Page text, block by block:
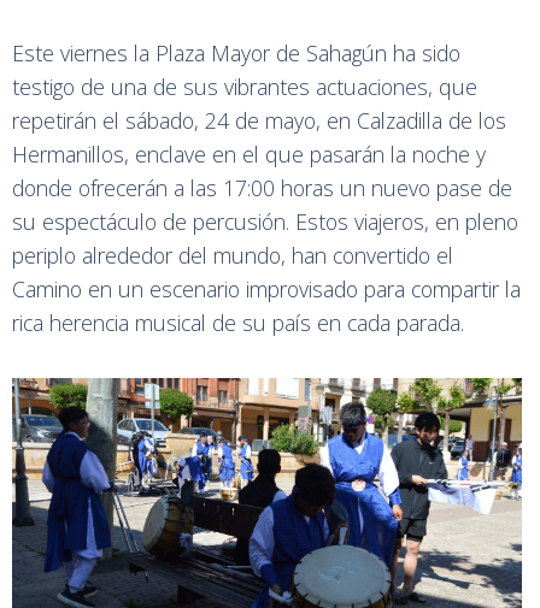
Este viernes la Plaza Mayor de Sahagún ha sido
testigo de una de sus vibrantes actuaciones, que
repetirán el sábado, 24 de mayo, en Calzadilla de los
Hermanillos, enclave en el que pasarán la noche y
donde ofrecerán a las 17:00 horas un nuevo pase de
su espectáculo de percusión. Estos viajeros, en pleno
periplo alrededor del mundo, han convertido el
Camino en un escenario improvisado para compartir la
rica herencia musical de su país en cada parada.